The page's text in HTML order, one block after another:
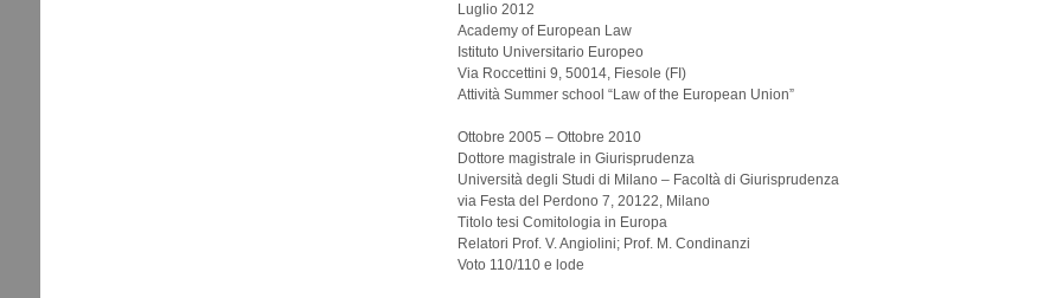
Luglio 2012
Academy of European Law
Istituto Universitario Europeo
Via Roccettini 9, 50014, Fiesole (FI)
Attività Summer school “Law of the European Union”
Ottobre 2005 – Ottobre 2010
Dottore magistrale in Giurisprudenza
Università degli Studi di Milano – Facoltà di Giurisprudenza
via Festa del Perdono 7, 20122, Milano
Titolo tesi Comitologia in Europa
Relatori Prof. V. Angiolini; Prof. M. Condinanzi
Voto 110/110 e lode